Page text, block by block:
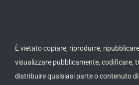
È vietato copiare, riprodurre,
visualizzare pubblicamente, codificare,
distribuire qualsiasi parte o contenuto